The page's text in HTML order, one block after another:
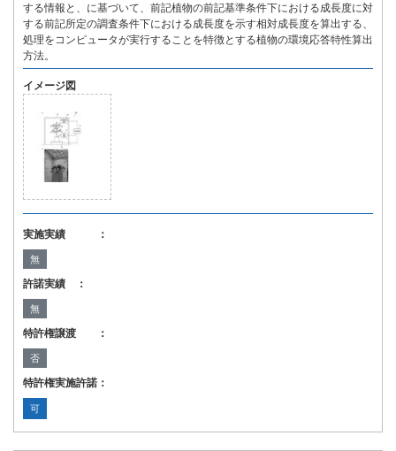
する情報と、に基づいて、前記植物の前記基準条件下における成長度に対
する前記所定の調査条件下における成長度を示す相対成長度を算出する、
処理をコンピュータが実行することを特徴とする植物の環境応答特性算出
方法。
イメージ図
実施実績 ：
無
許諾実績 ：
無
特許権譲渡 ：
否
特許権実施許諾：
可